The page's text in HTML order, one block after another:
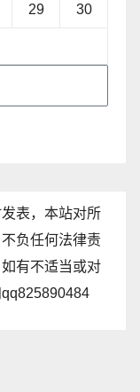
29 30
表，本站对所
负任何法律责
有不适当或对